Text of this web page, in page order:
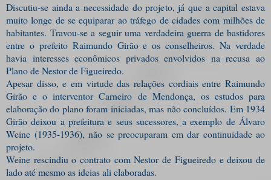
Discutiu-se ainda a necessidade do projeto, já que a capital estava
muito longe de se equiparar ao tráfego de cidades com milhões de
habitantes. Travou-se a seguir uma verdadeira guerra de bastidores
entre o prefeito Raimundo Girão e os conselheiros. Na verdade
havia interesses econômicos privados envolvidos na recusa ao
Plano de Nestor de Figueiredo.
Apesar disso, e em virtude das relações cordiais entre Raimundo
Girão e o interventor Carneiro de Mendonça, os estudos para
elaboração do plano foram iniciadas, mas não concluídos. Em 1934
Girão deixou a prefeitura e seus sucessores, a exemplo de Álvaro
Weine (1935-1936), não se preocuparam em dar continuidade ao
projeto.
Weine rescindiu o contrato com Nestor de Figueiredo e deixou de
lado até mesmo as ideias ali elaboradas.